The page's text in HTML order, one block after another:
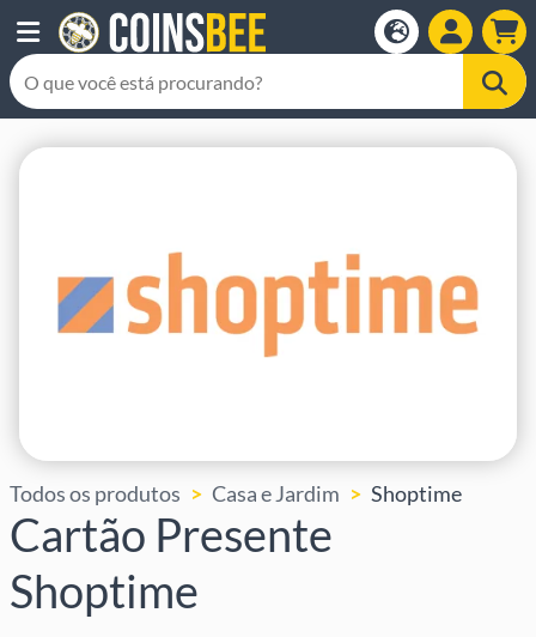
Todos os produtos Casa e Jardim Shoptime
Cartão Presente
Shoptime